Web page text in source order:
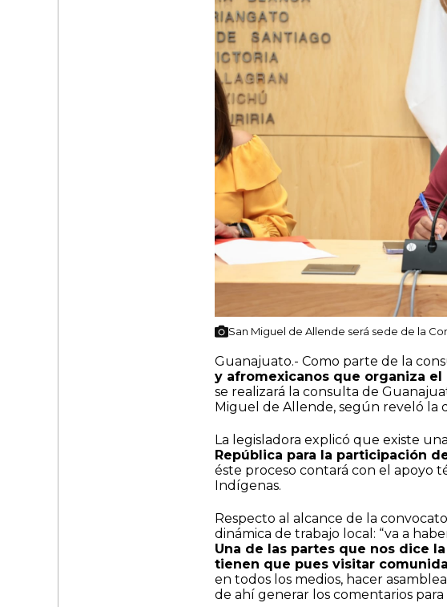
San Miguel de Allende será sede de la
Guanajuato.- Como parte de la
y afromexicanos que organiza
se realizará la consulta de
Miguel de Allende, según reveló la
​La legisladora explicó que existe
República para la participación
éste proceso contará con el apoyo
Indígenas.
​Respecto al alcance de la
dinámica de trabajo local: “va a
Una de las partes que nos dice
tienen que pues visitar
en todos los medios, hacer
de ahí generar los comentarios